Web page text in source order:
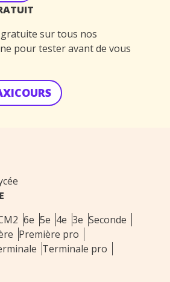
gratuite sur tous nos
pour tester avant de vous
6e 5e 4e 3e Seconde
Première pro
Terminale pro